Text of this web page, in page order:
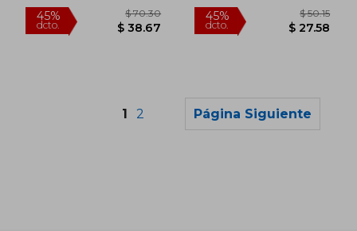
Nuevo
1 2 Página Siguiente